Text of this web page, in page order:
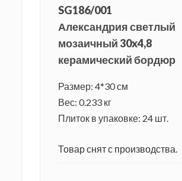
SG186/001
Александрия светлый
мозаичный 30x4,8
керамический бордюр
Размер: 4*30 см
Вес: 0.233 кг
Плиток в упаковке: 24 шт.
Товар снят с производства.